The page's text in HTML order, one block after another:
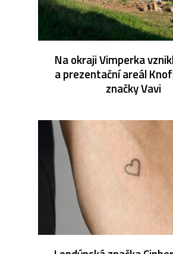
Na okraji Vimperka
a prezentační areál
značky Vavi